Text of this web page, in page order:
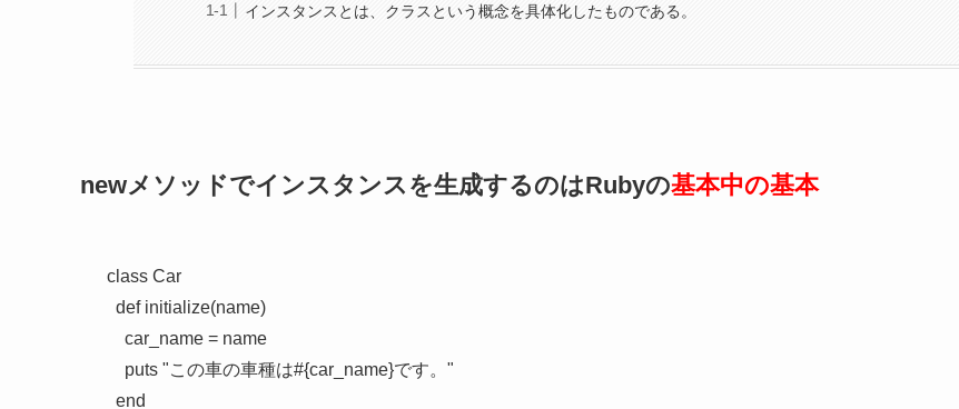
インスタンスとは、クラスという概念を具体化したものである。
newメソッドでインスタンスを生成するのはRubyの基本中の基本
class Car
  def initialize(name)
    car_name = name
    puts "この車の車種は#{car_name}です。"
  end